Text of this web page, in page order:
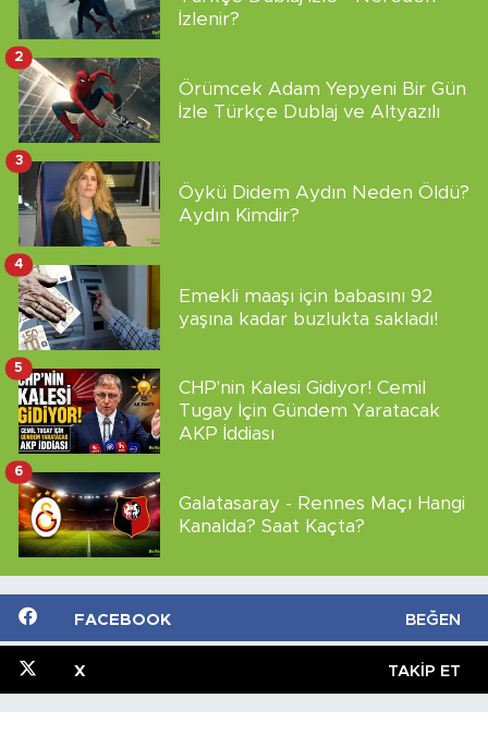
İzlenir?
Örümcek Adam Yepyeni Bir Gün
İzle Türkçe Dublaj ve Altyazılı
2
Öykü Didem Aydın Neden Öldü?
Aydın Kimdir?
3
Emekli maaşı için babasını 92
yaşına kadar buzlukta sakladı!
4
CHP'nin Kalesi Gidiyor! Cemil
Tugay İçin Gündem Yaratacak
AKP İddiası
5
Galatasaray - Rennes Maçı Hangi
Kanalda? Saat Kaçta?
6
FACEBOOK BEĞEN
X TAKIP ET